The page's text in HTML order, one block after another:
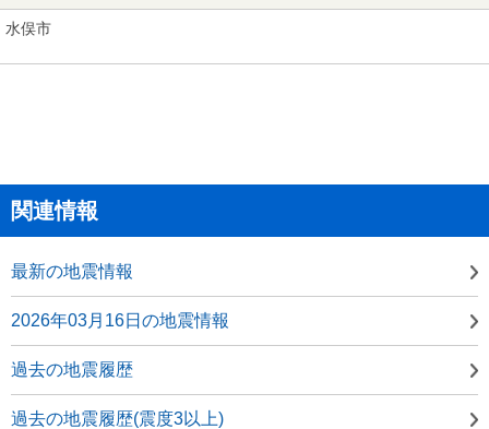
水俣市
関連情報
最新の地震情報
2026年03月16日の地震情報
過去の地震履歴
過去の地震履歴(震度3以上)